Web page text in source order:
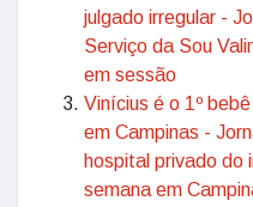
julgado irregular -
Serviço da Sou
em sessão
Vinícius é o 1º
em Campinas -
hospital privado do
semana em